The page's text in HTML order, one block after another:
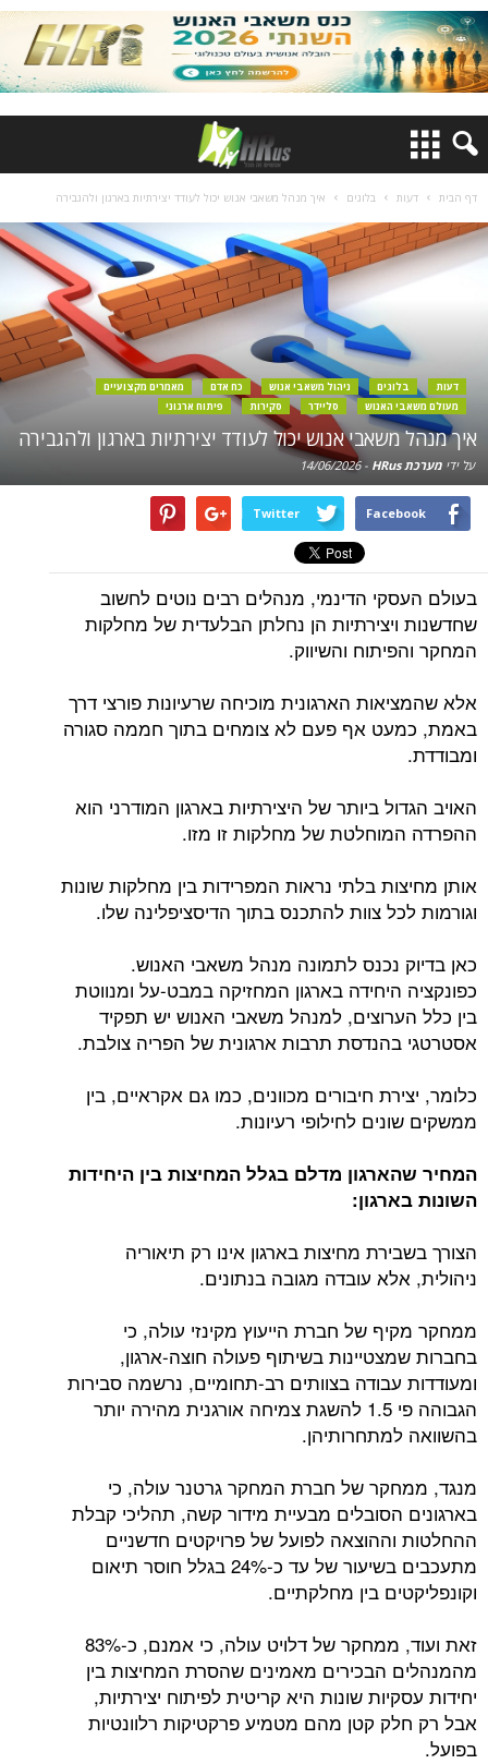
דף הבית דעות בלוגים איך מנהל משאבי אנוש יכול לעודד יצירתיות בארגון ולהגבירה
דעות בלוגים ניהול משאבי אנוש כח אדם
מאמרים מקצועיים
מעולם משאבי האנוש
סליידר סקירות פיתוח ארגוני
איך מנהל משאבי אנוש יכול לעודד יצירתיות בארגון ולהגבירה
על ידי מערכת HRus -
14/06/2026
Facebook
Twitter
בעולם העסקי הדינמי, מנהלים רבים נוטים לחשוב
שחדשנות ויצירתיות הן נחלתן הבלעדית של מחלקות
המחקר והפיתוח והשיווק.
אלא שהמציאות הארגונית מוכיחה שרעיונות פורצי דרך
באמת, כמעט אף פעם לא צומחים בתוך חממה סגורה
ומבודדת.
האויב הגדול ביותר של היצירתיות בארגון המודרני הוא
ההפרדה המוחלטת של מחלקות זו מזו.
אותן מחיצות בלתי נראות המפרידות בין מחלקות שונות
וגורמות לכל צוות להתכנס בתוך הדיסציפלינה שלו.
כאן בדיוק נכנס לתמונה מנהל משאבי האנוש.
כפונקציה היחידה בארגון המחזיקה במבט-על ומנווטת
בין כלל הערוצים, למנהל משאבי האנוש יש תפקיד
אסטרטגי בהנדסת תרבות ארגונית של הפריה צולבת.
כלומר, יצירת חיבורים מכוונים, כמו גם אקראיים, בין
ממשקים שונים לחילופי רעיונות.
המחיר שהארגון מדלם בגלל המחיצות בין היחידות
השונות בארגון:
הצורך בשבירת מחיצות בארגון אינו רק תיאוריה
ניהולית, אלא עובדה מגובה בנתונים.
ממחקר מקיף של חברת הייעוץ מקינזי עולה, כי
בחברות שמצטיינות בשיתוף פעולה חוצה-ארגון,
ומעודדות עבודה בצוותים רב-תחומיים, נרשמה סבירות
הגבוהה פי 1.5 להשגת צמיחה אורגנית מהירה יותר
בהשוואה למתחרותיהן.
מנגד, ממחקר של חברת המחקר גרטנר עולה, כי
בארגונים הסובלים מבעיית מידור קשה, תהליכי קבלת
ההחלטות וההוצאה לפועל של פרויקטים חדשניים
מתעכבים בשיעור של עד כ-24% בגלל חוסר תיאום
וקונפליקטים בין מחלקתיים.
זאת ועוד, ממחקר של דלויט עולה, כי אמנם, כ-83%
מהמנהלים הבכירים מאמינים שהסרת המחיצות בין
יחידות עסקיות שונות היא קריטית לפיתוח יצירתיות,
אבל רק חלק קטן מהם מטמיע פרקטיקות רלוונטיות
בפועל.